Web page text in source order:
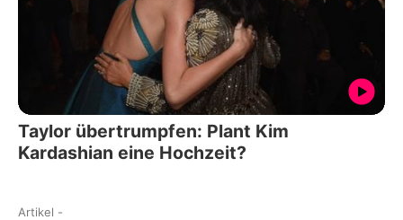
Taylor übertrumpfen: Plant Kim
Kardashian eine Hochzeit?
Artikel -